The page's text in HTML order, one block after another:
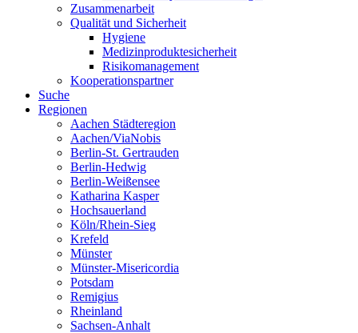
Zusammenarbeit
Qualität und Sicherheit
Hygiene
Medizinproduktesicherheit
Risikomanagement
Kooperationspartner
Suche
Regionen
Aachen Städteregion
Aachen/ViaNobis
Berlin-St. Gertrauden
Berlin-Hedwig
Berlin-Weißensee
Katharina Kasper
Hochsauerland
Köln/Rhein-Sieg
Krefeld
Münster
Münster-Misericordia
Potsdam
Remigius
Rheinland
Sachsen-Anhalt